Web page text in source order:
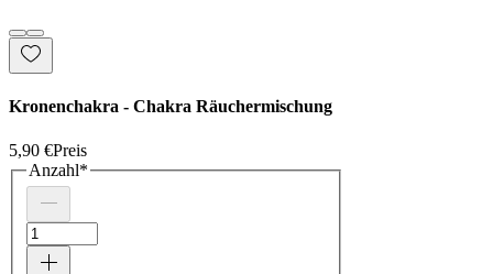
Kronenchakra - Chakra Räuchermischung
5,90 €Preis
Anzahl*